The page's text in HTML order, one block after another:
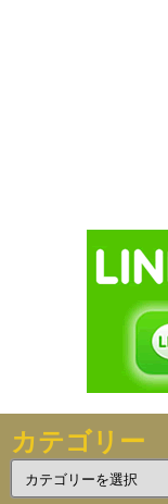
カテゴリー
テ